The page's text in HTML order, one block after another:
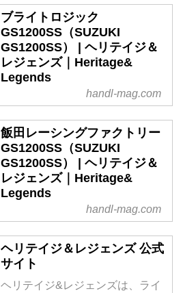
ブライトロジック
GS1200SS（SUZUKI
GS1200SS） | ヘリテイジ＆
レジェンズ｜Heritage&
Legends
handl-mag.com
飯田レーシングファクトリー
GS1200SS（SUZUKI
GS1200SS） | ヘリテイジ＆
レジェンズ｜Heritage&
Legends
handl-mag.com
ヘリテイジ＆レジェンズ 公式
サイト
ヘリテイジ&レジェンズは、ライ